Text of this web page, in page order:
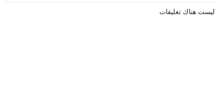
ليست هناك تعليقات